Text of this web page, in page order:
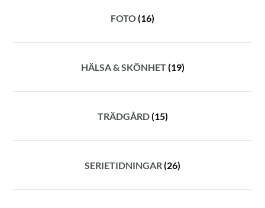
FOTO(16)
HÄLSA & SKÖNHET(19)
TRÄDGÅRD(15)
SERIETIDNINGAR(26)